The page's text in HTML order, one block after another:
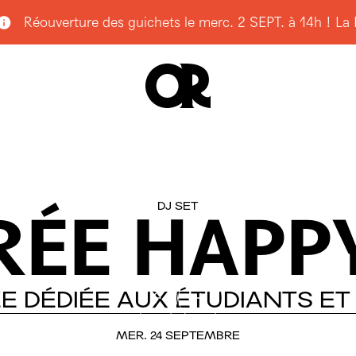
DJ SET
DÉDIÉE AUX ÉTUDIANTS ET
MER. 24 SEPTEMBRE
Réouverture des guichets le merc. 2 SEPT. à 14h ! La